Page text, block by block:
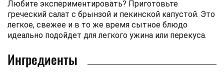
Любите экспериментировать? Приготовьте
греческий салат с брынзой и пекинской капустой. Это
легкое, свежее и в то же время сытное блюдо
идеально подойдет для легкого ужина или перекуса.
Ингредиенты